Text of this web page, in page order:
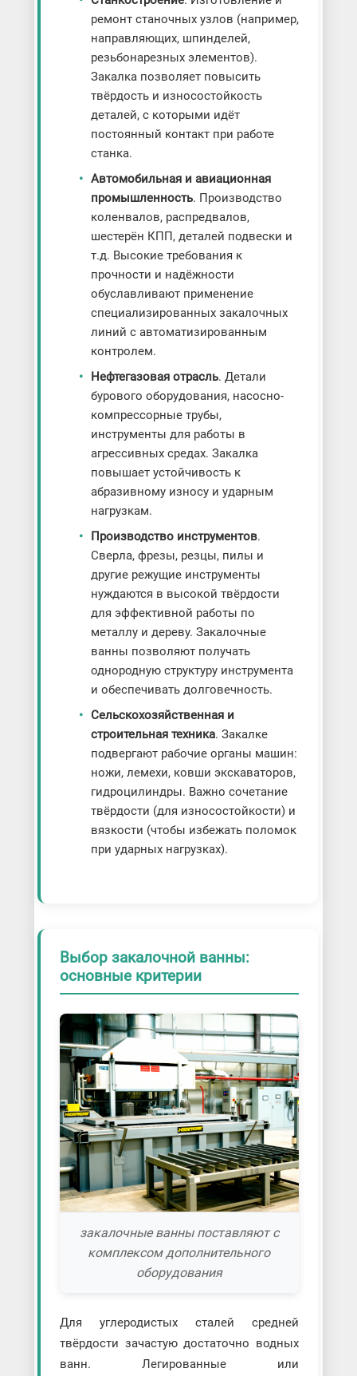
ремонт станочных узлов (например,
направляющих, шпинделей,
резьбонарезных элементов).
Закалка позволяет повысить
твёрдость и износостойкость
деталей, с которыми идёт
постоянный контакт при работе
станка.
Автомобильная и авиационная
промышленность. Производство
коленвалов, распредвалов,
шестерён КПП, деталей подвески и
т.д. Высокие требования к
прочности и надёжности
обуславливают применение
специализированных закалочных
линий с автоматизированным
контролем.
Нефтегазовая отрасль. Детали
бурового оборудования, насосно-
компрессорные трубы,
инструменты для работы в
агрессивных средах. Закалка
повышает устойчивость к
абразивному износу и ударным
нагрузкам.
Производство инструментов.
Сверла, фрезы, резцы, пилы и
другие режущие инструменты
нуждаются в высокой твёрдости
для эффективной работы по
металлу и дереву. Закалочные
ванны позволяют получать
однородную структуру инструмента
и обеспечивать долговечность.
Сельскохозяйственная и
строительная техника. Закалке
подвергают рабочие органы машин:
ножи, лемехи, ковши экскаваторов,
гидроцилиндры. Важно сочетание
твёрдости (для износостойкости) и
вязкости (чтобы избежать поломок
при ударных нагрузках).
Выбор закалочной ванны:
основные критерии
закалочные ванны поставляют с
комплексом дополнительного
оборудования
Для углеродистых сталей средней
твёрдости зачастую достаточно водных
ванн. Легированные или